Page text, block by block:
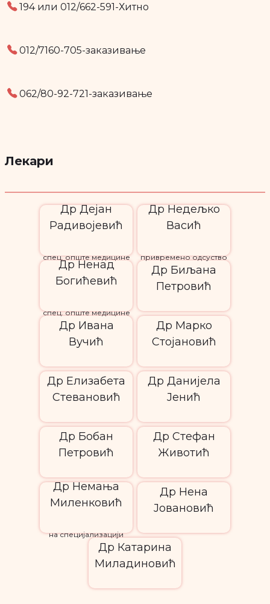
194 или 012/662-591-Хитно
012/7160-705-заказивање
062/80-92-721-заказивање
Лекари
Др Дејан
Радивојевић
спец. опште медицине
Др Недељко
Васић
привремено одсуство
Др Ненад
Богићевић
спец. опште медицине
Др Биљана
Петровић
Др Ивана
Вучић
Др Марко
Стојановић
Др Елизабета
Стевановић
Др Данијела
Јенић
Др Бобан
Петровић
Др Стефан
Животић
Др Немања
Миленковић
на специјализацији
Др Нена
Јовановић
Др Катарина
Миладиновић